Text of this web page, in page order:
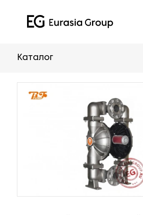
Каталог